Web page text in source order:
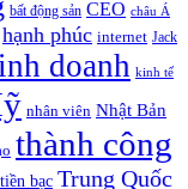
bất động sản CEO châu Á
hạnh phúc internet Jack
doanh kinh tế
nhân viên Nhật Bản
thành công
tiền bạc Trung Quốc